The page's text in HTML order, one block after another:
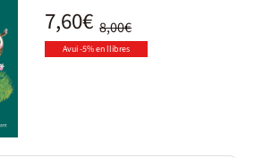
8,00€
7,60€
Avui -5% en llibres